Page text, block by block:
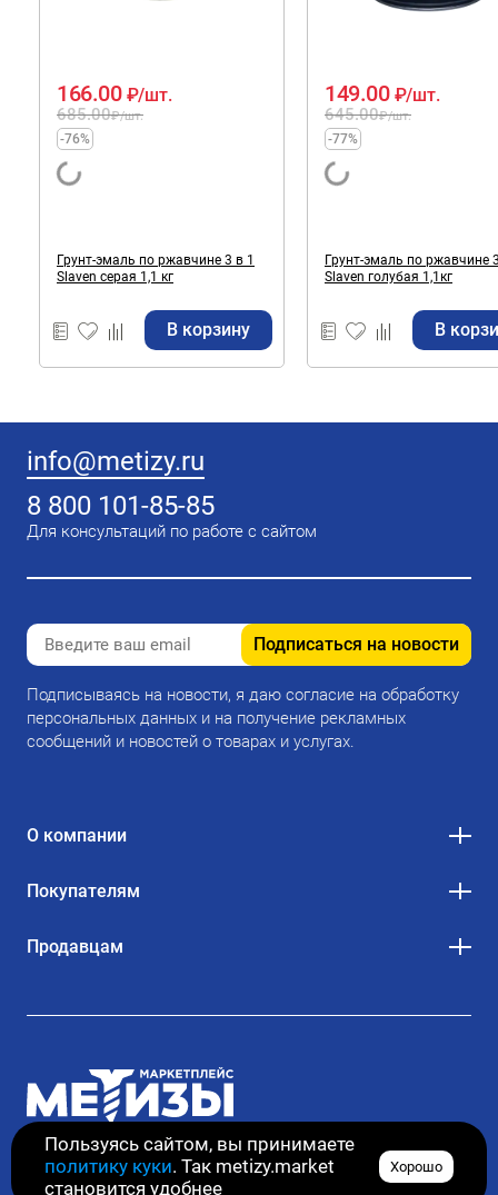
Пользуясь сайтом, вы принимаете
политику куки. Так metizy.market
становится удобнее
Хорошо
685.00₽/шт.
166.00 ₽/шт.
-76%
Грунт-эмаль по ржавчине 3 в 1
Slaven серая 1,1 кг
В корзину
645.00₽/шт.
149.00 ₽/шт.
-77%
Грунт-эмаль по ржавчине
Slaven голубая 1,1кг
В
info@metizy.ru
8 800 101-85-85
Для консультаций по работе с сайтом
Подписаться на новости
Подписываясь на новости, я даю согласие на обработку
персональных данных и на получение рекламных
сообщений и новостей о товарах и услугах.
© 2020–2026. Все права защищены
О компании
Покупателям
Продавцам